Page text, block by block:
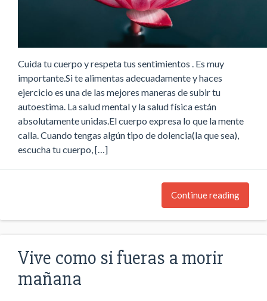
Cuida tu cuerpo y respeta tus sentimientos . Es muy
importante.Si te alimentas adecuadamente y haces
ejercicio es una de las mejores maneras de subir tu
autoestima. La salud mental y la salud física están
absolutamente unidas.El cuerpo expresa lo que la mente
calla. Cuando tengas algún tipo de dolencia(la que sea),
escucha tu cuerpo, […]
Continue reading
Vive como si fueras a morir
mañana